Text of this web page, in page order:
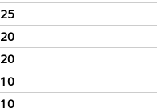
25
20
20
10
10